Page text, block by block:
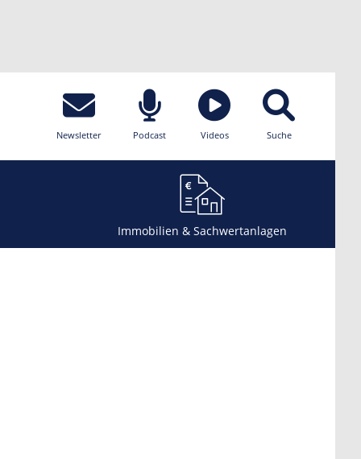
Newsletter Podcast Videos Suche
Immobilien & Sachwertanlagen